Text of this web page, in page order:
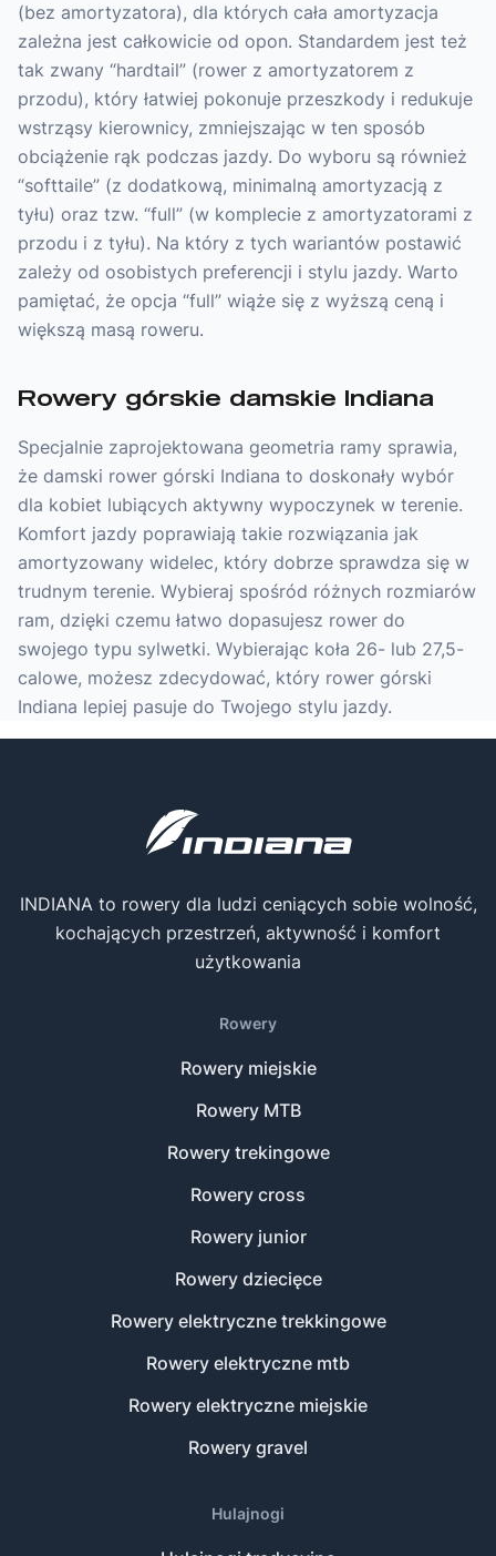
(bez amortyzatora), dla których cała amortyzacja
zależna jest całkowicie od opon. Standardem jest też
tak zwany “hardtail” (rower z amortyzatorem z
przodu), który łatwiej pokonuje przeszkody i redukuje
wstrząsy kierownicy, zmniejszając w ten sposób
obciążenie rąk podczas jazdy. Do wyboru są również
“softtaile” (z dodatkową, minimalną amortyzacją z
tyłu) oraz tzw. “full” (w komplecie z amortyzatorami z
przodu i z tyłu). Na który z tych wariantów postawić
zależy od osobistych preferencji i stylu jazdy. Warto
pamiętać, że opcja “full” wiąże się z wyższą ceną i
większą masą roweru.
Rowery górskie damskie Indiana
Specjalnie zaprojektowana geometria ramy sprawia,
że damski rower górski Indiana to doskonały wybór
dla kobiet lubiących aktywny wypoczynek w terenie.
Komfort jazdy poprawiają takie rozwiązania jak
amortyzowany widelec, który dobrze sprawdza się w
trudnym terenie. Wybieraj spośród różnych rozmiarów
ram, dzięki czemu łatwo dopasujesz rower do
swojego typu sylwetki. Wybierając koła 26- lub 27,5-
calowe, możesz zdecydować, który rower górski
Indiana lepiej pasuje do Twojego stylu jazdy.
INDIANA to rowery dla ludzi ceniących sobie wolność,
kochających przestrzeń, aktywność i komfort
użytkowania
Rowery
Rowery miejskie
Rowery MTB
Rowery trekingowe
Rowery cross
Rowery junior
Rowery dziecięce
Rowery elektryczne trekkingowe
Rowery elektryczne mtb
Rowery elektryczne miejskie
Rowery gravel
Hulajnogi